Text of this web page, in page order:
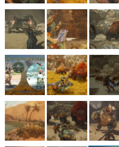
その他
電ファミニコゲーマーとは？
運営：株式会社マレ